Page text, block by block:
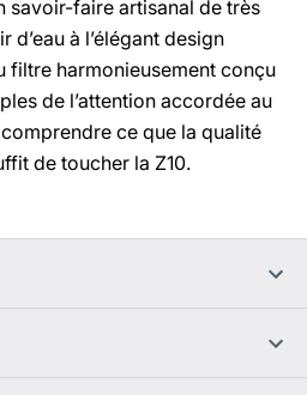
savoir-faire artisanal de très
d’eau à l’élégant design
filtre harmonieusement conçu
de l’attention accordée au
ce que la qualité
de toucher la Z10.